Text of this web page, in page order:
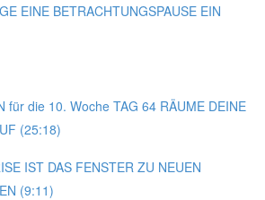
EINE BETRACHTUNGSPAUSE EIN
für die 10. Woche TAG 64 RÄUME DEINE
(25:18)
IST DAS FENSTER ZU NEUEN
(9:11)